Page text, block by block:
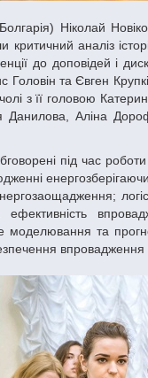
аналіз
до доповідей і
та Євген
з її головою
Данилова, Аліна
та
впровадження